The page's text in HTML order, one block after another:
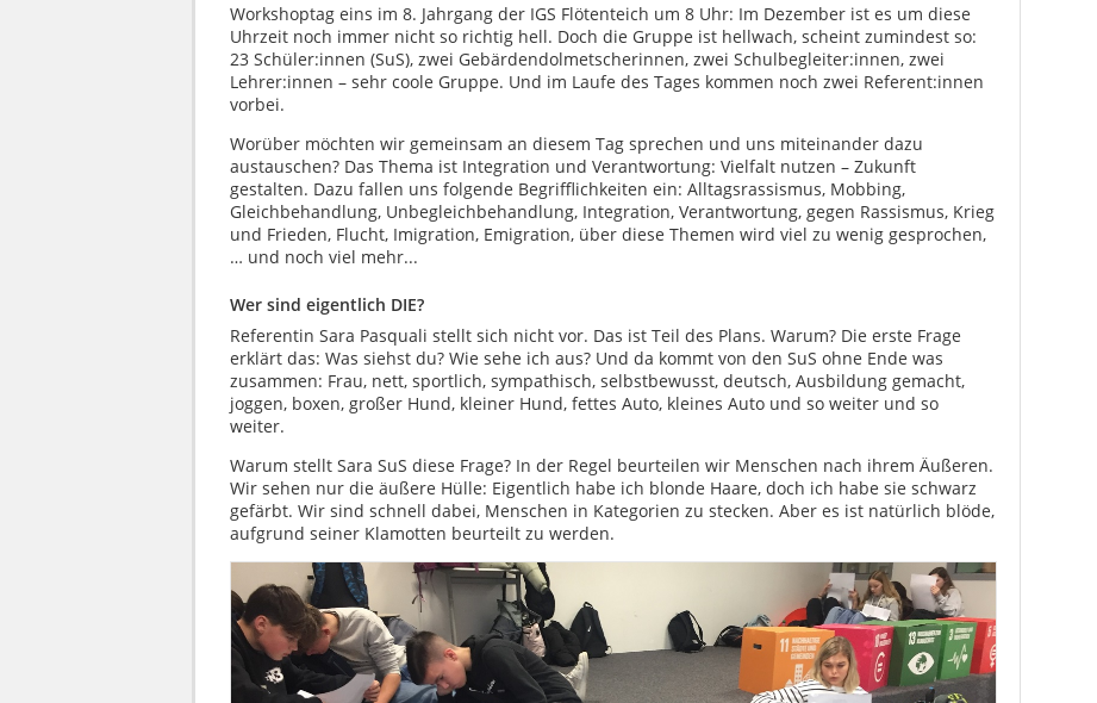
Workshoptag eins im 8. Jahrgang der IGS Flötenteich um 8 Uhr: Im Dezember ist es um diese
Uhrzeit noch immer nicht so richtig hell. Doch die Gruppe ist hellwach, scheint zumindest so:
23 Schüler:innen (SuS), zwei Gebärdendolmetscherinnen, zwei Schulbegleiter:innen, zwei
Lehrer:innen – sehr coole Gruppe. Und im Laufe des Tages kommen noch zwei Referent:innen
vorbei.
Worüber möchten wir gemeinsam an diesem Tag sprechen und uns miteinander dazu
austauschen? Das Thema ist Integration und Verantwortung: Vielfalt nutzen – Zukunft
gestalten. Dazu fallen uns folgende Begrifflichkeiten ein: Alltagsrassismus, Mobbing,
Gleichbehandlung, Unbegleichbehandlung, Integration, Verantwortung, gegen Rassismus, Krieg
und Frieden, Flucht, Imigration, Emigration, über diese Themen wird viel zu wenig gesprochen,
… und noch viel mehr...
Wer sind eigentlich DIE?
Referentin Sara Pasquali stellt sich nicht vor. Das ist Teil des Plans. Warum? Die erste Frage
erklärt das: Was siehst du? Wie sehe ich aus? Und da kommt von den SuS ohne Ende was
zusammen: Frau, nett, sportlich, sympathisch, selbstbewusst, deutsch, Ausbildung gemacht,
joggen, boxen, großer Hund, kleiner Hund, fettes Auto, kleines Auto und so weiter und so
weiter.
Warum stellt Sara SuS diese Frage? In der Regel beurteilen wir Menschen nach ihrem Äußeren.
Wir sehen nur die äußere Hülle: Eigentlich habe ich blonde Haare, doch ich habe sie schwarz
gefärbt. Wir sind schnell dabei, Menschen in Kategorien zu stecken. Aber es ist natürlich blöde,
aufgrund seiner Klamotten beurteilt zu werden.